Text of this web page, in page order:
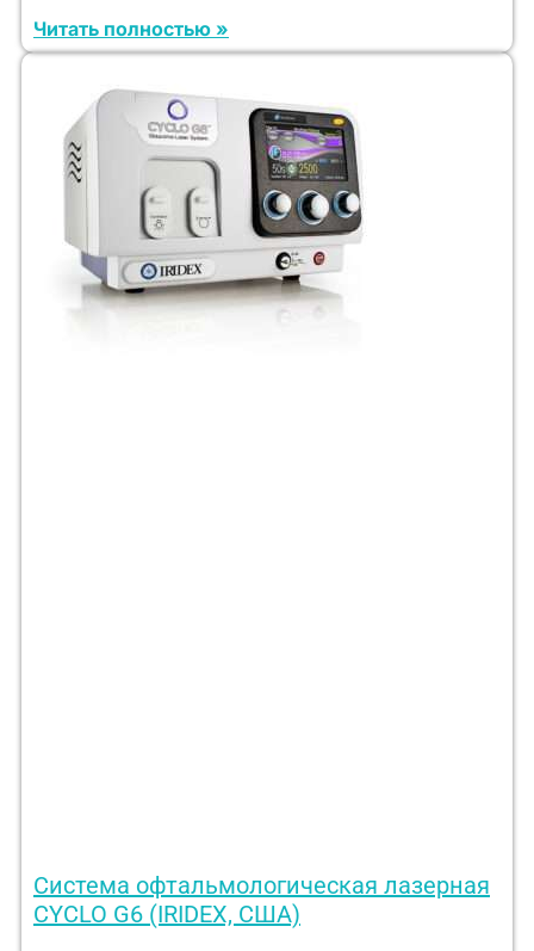
Читать полностью »
Система офтальмологическая лазерная
CYCLO G6 (IRIDEX, США)